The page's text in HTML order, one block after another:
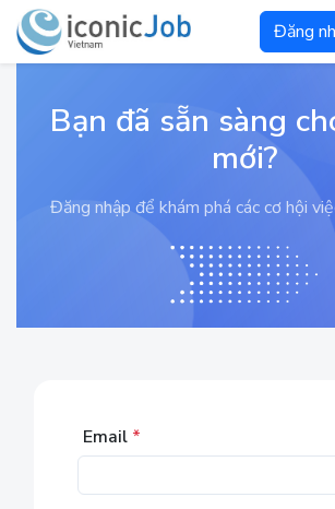
Đăng
Bạn đã sẵn sàng
mới?
Đăng nhập để khám phá các cơ hội
Email *